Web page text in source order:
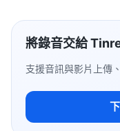
將錄音交給
支援音訊與影片上傳